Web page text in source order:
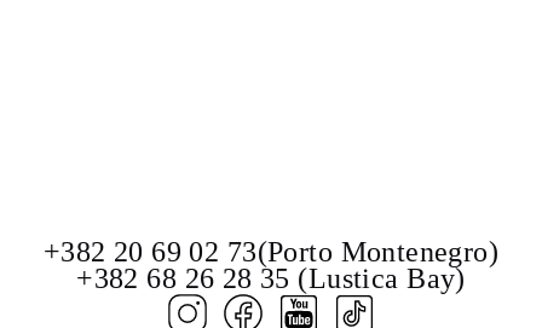
+382 20 69 02 73(Porto Montenegro)
+382 68 26 28 35 (Lustica Bay)